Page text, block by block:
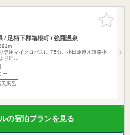
お気に入
りに追加
/ 足柄下郡箱根町 / 強羅温泉
専用マイクロバスにて5分。小田原厚木道路小
り国…
～
天風呂
の宿泊プランを見る